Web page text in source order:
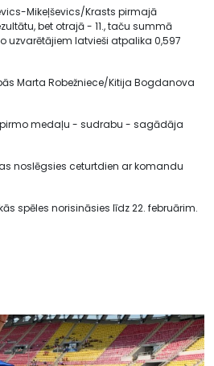
Mikeļševics/Krasts pirmajā
bet otrajā - 11., taču summā
uzvarētājiem latvieši atpalika 0,597
Marta Robežniece/Kitija Bogdanova
medaļu - sudrabu - sagādāja
noslēgsies ceturtdien ar komandu
spēles norisināsies līdz 22. februārim.